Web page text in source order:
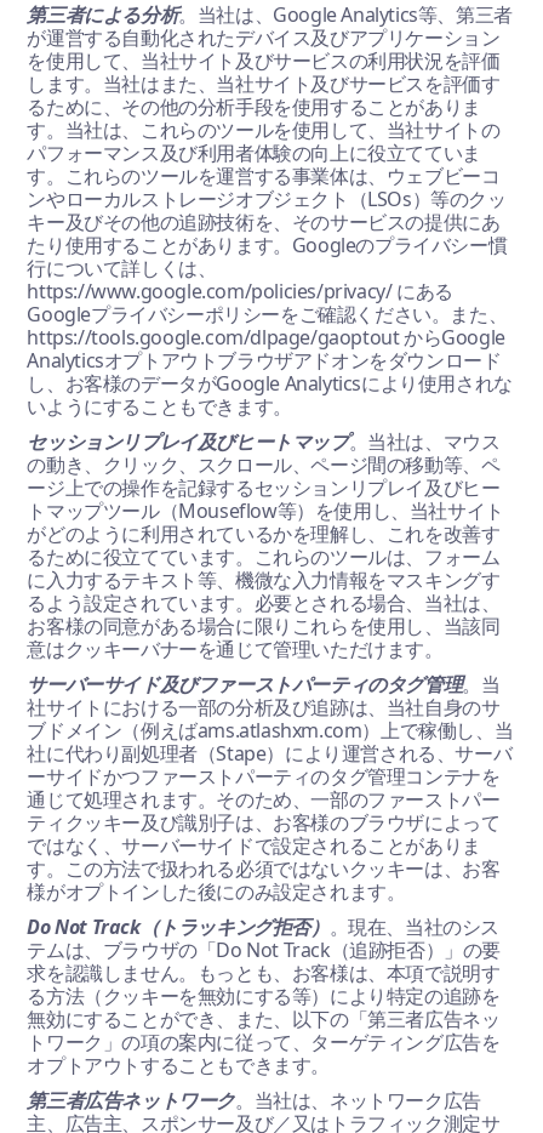
第三者による分析。当社は、Google Analytics等、第三者
が運営する自動化されたデバイス及びアプリケーション
を使用して、当社サイト及びサービスの利用状況を評価
します。当社はまた、当社サイト及びサービスを評価す
るために、その他の分析手段を使用することがありま
す。当社は、これらのツールを使用して、当社サイトの
パフォーマンス及び利用者体験の向上に役立てていま
す。これらのツールを運営する事業体は、ウェブビーコ
ンやローカルストレージオブジェクト（LSOs）等のクッ
キー及びその他の追跡技術を、そのサービスの提供にあ
たり使用することがあります。Googleのプライバシー慣
行について詳しくは、
https://www.google.com/policies/privacy/ にある
Googleプライバシーポリシーをご確認ください。また、
https://tools.google.com/dlpage/gaoptout からGoogle
Analyticsオプトアウトブラウザアドオンをダウンロード
し、お客様のデータがGoogle Analyticsにより使用されな
いようにすることもできます。
セッションリプレイ及びヒートマップ。当社は、マウス
の動き、クリック、スクロール、ページ間の移動等、ペ
ージ上での操作を記録するセッションリプレイ及びヒー
トマップツール（Mouseflow等）を使用し、当社サイト
がどのように利用されているかを理解し、これを改善す
るために役立てています。これらのツールは、フォーム
に入力するテキスト等、機微な入力情報をマスキングす
るよう設定されています。必要とされる場合、当社は、
お客様の同意がある場合に限りこれらを使用し、当該同
意はクッキーバナーを通じて管理いただけます。
サーバーサイド及びファーストパーティのタグ管理。当
社サイトにおける一部の分析及び追跡は、当社自身のサ
ブドメイン（例えばams.atlashxm.com）上で稼働し、当
社に代わり副処理者（Stape）により運営される、サーバ
ーサイドかつファーストパーティのタグ管理コンテナを
通じて処理されます。そのため、一部のファーストパー
ティクッキー及び識別子は、お客様のブラウザによって
ではなく、サーバーサイドで設定されることがありま
す。この方法で扱われる必須ではないクッキーは、お客
様がオプトインした後にのみ設定されます。
Do Not Track（トラッキング拒否） 。現在、当社のシス
テムは、ブラウザの「Do Not Track（追跡拒否）」の要
求を認識しません。もっとも、お客様は、本項で説明す
る方法（クッキーを無効にする等）により特定の追跡を
無効にすることができ、また、以下の「第三者広告ネッ
トワーク」の項の案内に従って、ターゲティング広告を
オプトアウトすることもできます。
第三者広告ネットワーク。当社は、ネットワーク広告
主、広告主、スポンサー及び／又はトラフィック測定サ